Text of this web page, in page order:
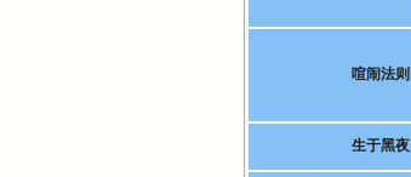
喧闹法则
生于黑夜